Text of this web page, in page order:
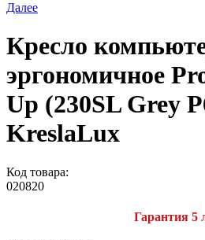
Далее
Кресло
эргономичное
Up (230SL Grey
KreslaLux
Код товара:
020820
Гарантия 5